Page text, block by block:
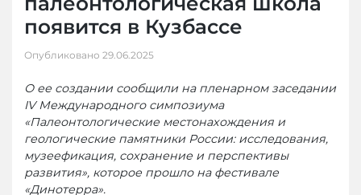
появится в Кузбассе
Опубликовано 29.06.2025
О ее создании сообщили на пленарном заседании
IV Международного симпозиума
«Палеонтологические местонахождения и
геологические памятники России: исследования,
музеефикация, сохранение и перспективы
развития», которое прошло на фестивале
«Динотерра».